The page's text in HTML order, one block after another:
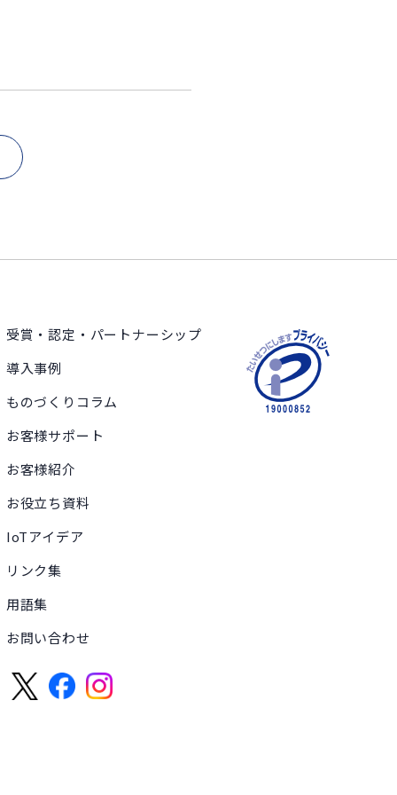
受賞・認定・パートナーシップ
導入事例
ものづくりコラム
お客様サポート
お客様紹介
お役立ち資料
IoTアイデア
リンク集
用語集
お問い合わせ